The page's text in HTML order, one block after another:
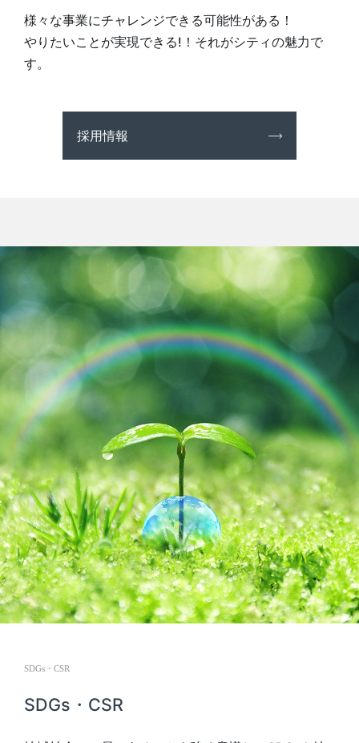
様々な事業にチャレンジできる可能性がある！
やりたいことが実現できる!！それがシティの魅力で
す。
採用情報
SDGs・CSR
SDGs・CSR